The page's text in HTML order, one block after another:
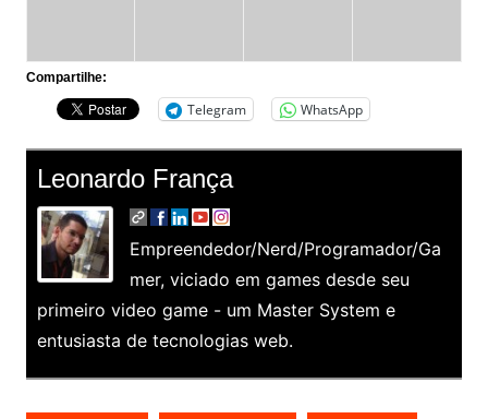
Compartilhe:
Telegram WhatsApp
Leonardo França
Empreendedor/Nerd/Programador/Ga
mer, viciado em games desde seu
primeiro video game - um Master System e
entusiasta de tecnologias web.